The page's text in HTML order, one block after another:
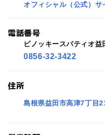
オフィシャル（公式）サ
電話番号
ピノッキースパティオ益
0856-32-3422
住所
島根県益田市高津7丁目